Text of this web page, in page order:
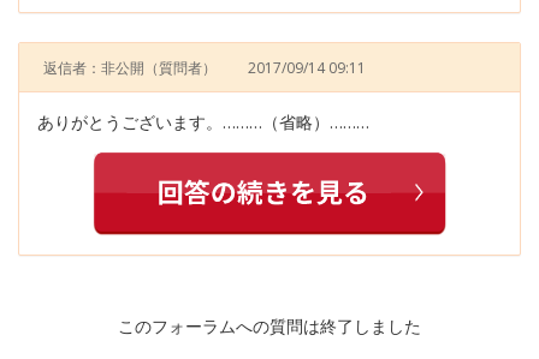
返信者：非公開 （質問者） 2017/09/14 09:11
ありがとうございます。………（省略）………
このフォーラムへの質問は終了しました